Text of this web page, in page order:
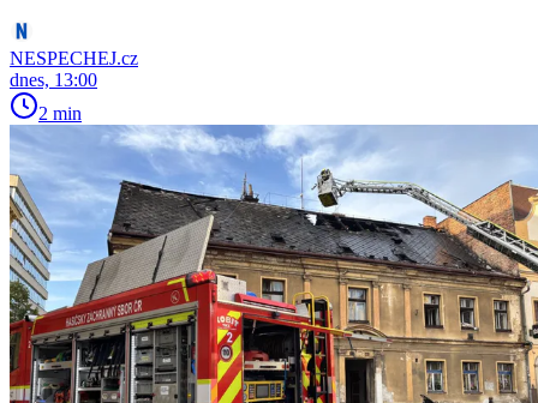
NESPECHEJ.cz
dnes, 13:00
2 min